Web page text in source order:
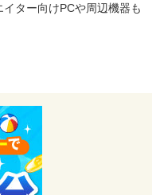
ター向けPCや周辺機器も